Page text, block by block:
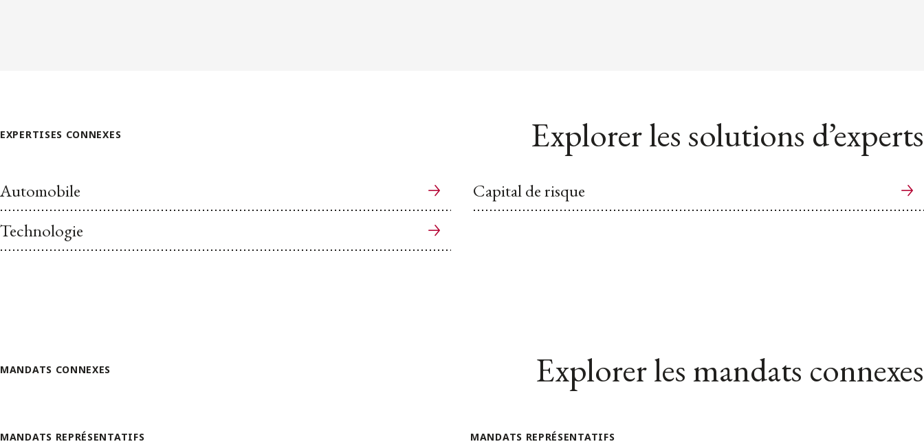
EXPERTISES CONNEXES Explorer les solutions d’experts
Automobile
Capital de risque
Technologie
MANDATS CONNEXES Explorer les mandats connexes
MANDATS REPRÉSENTATIFS MANDATS REPRÉSENTATIFS